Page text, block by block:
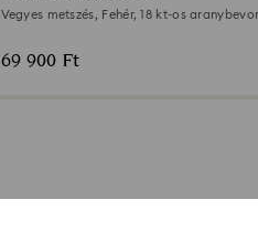
Vegyes metszés, Fehér, 18 kt-os
69 900 Ft